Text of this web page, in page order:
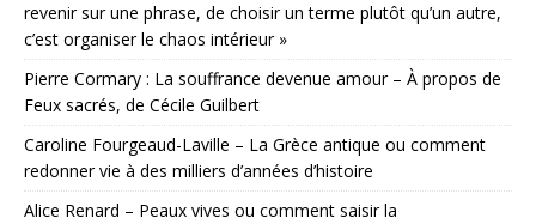
revenir sur une phrase, de choisir un terme plutôt qu’un autre,
c’est organiser le chaos intérieur »
Pierre Cormary : La souffrance devenue amour – À propos de
Feux sacrés, de Cécile Guilbert
Caroline Fourgeaud-Laville – La Grèce antique ou comment
redonner vie à des milliers d’années d’histoire
Alice Renard – Peaux vives ou comment saisir la